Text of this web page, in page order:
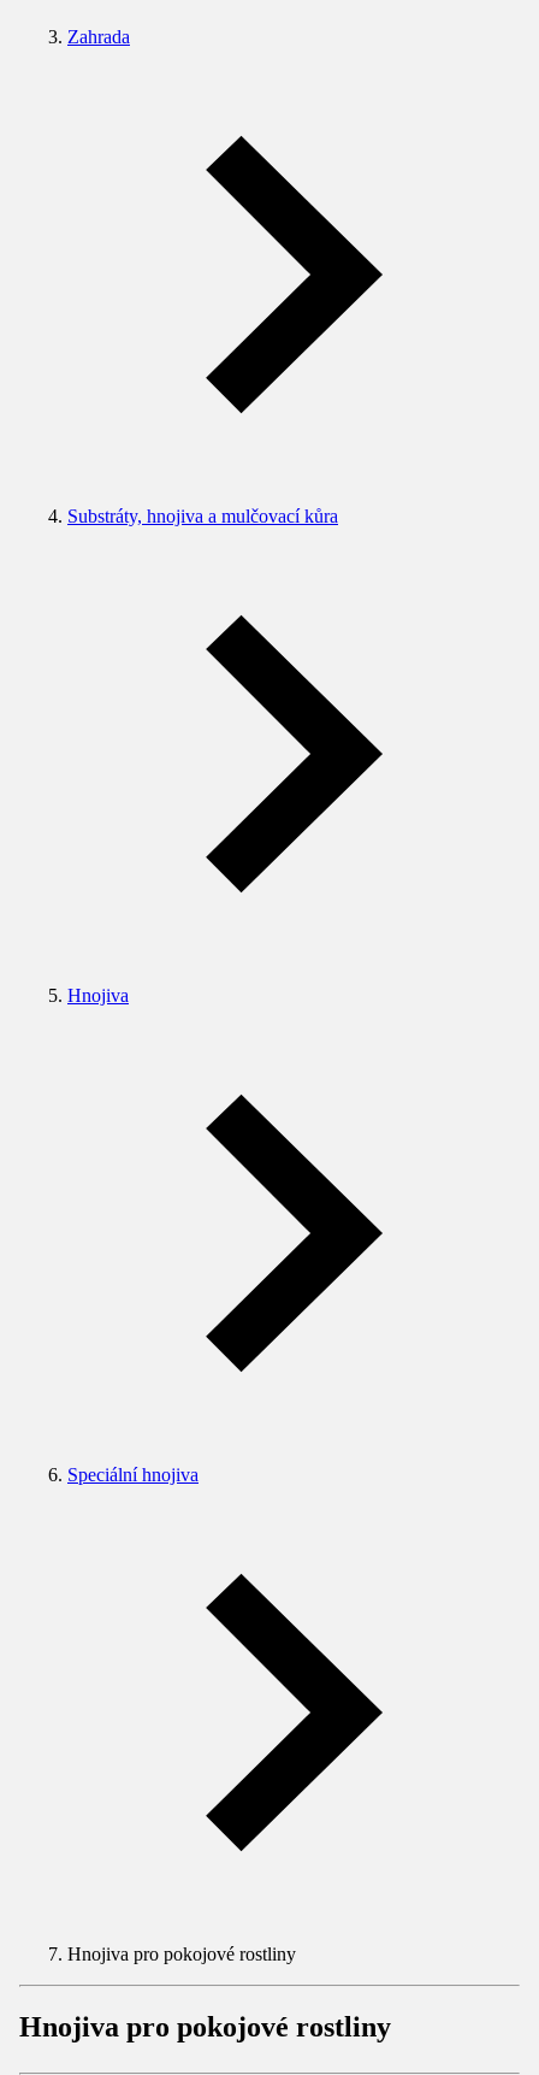
Zahrada
Substráty, hnojiva a mulčovací kůra
Hnojiva
Speciální hnojiva
Hnojiva pro pokojové rostliny
Hnojiva pro pokojové rostliny